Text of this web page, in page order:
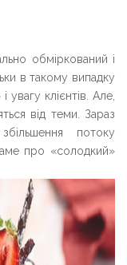
обміркований і
в такому випадку
клієнтів. Але,
від теми. Зараз
потоку
про «солодкий»